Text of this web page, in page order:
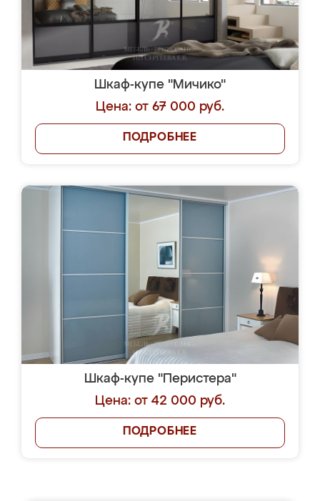
Шкаф-купе "Мичико"
Цена: от 67 000 руб.
ПОДРОБНЕЕ
Шкаф-купе "Перистера"
Цена: от 42 000 руб.
ПОДРОБНЕЕ